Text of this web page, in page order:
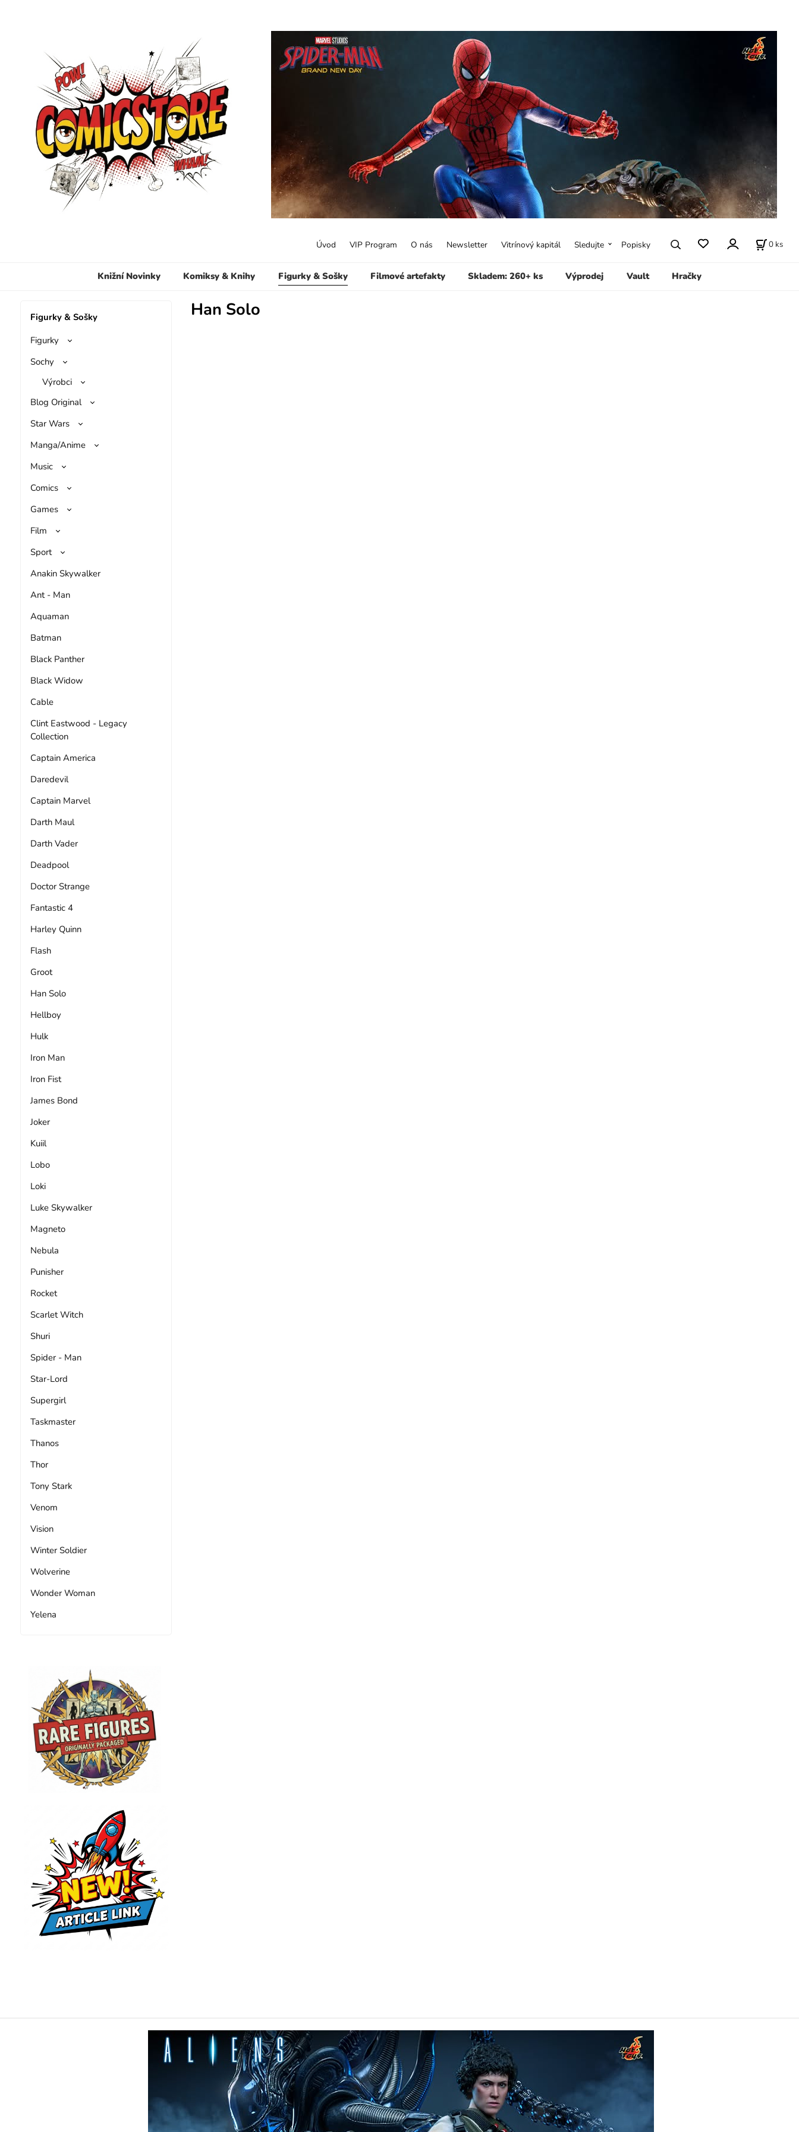
Knižní Novinky Komiksy & Knihy Figurky & Sošky Filmové artefakty Skladem: 260+ ks Výprodej Vault Hračky
Úvod VIP Program O nás Newsletter Vitrínový kapitál Sledujte Popisky 0 ks
Figurky & Sošky
Figurky
Sochy
Výrobci
Blog Original
Star Wars
Manga/Anime
Music
Comics
Games
Film
Sport
Anakin Skywalker
Ant - Man
Aquaman
Batman
Black Panther
Black Widow
Cable
Clint Eastwood - Legacy
Collection
Captain America
Daredevil
Captain Marvel
Darth Maul
Darth Vader
Deadpool
Doctor Strange
Fantastic 4
Harley Quinn
Flash
Groot
Han Solo
Hellboy
Hulk
Iron Man
Iron Fist
James Bond
Joker
Kuiil
Lobo
Loki
Luke Skywalker
Magneto
Nebula
Punisher
Rocket
Scarlet Witch
Shuri
Spider - Man
Star-Lord
Supergirl
Taskmaster
Thanos
Thor
Tony Stark
Venom
Vision
Winter Soldier
Wolverine
Wonder Woman
Yelena
Han Solo